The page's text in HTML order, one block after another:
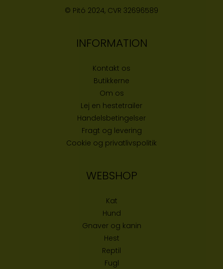
© Pitó 2024, CVR 32696589
INFORMATION
Kontakt os
Butikkerne
Om os
Lej en hestetrailer
Handelsbetingelser
Fragt og levering
Cookie og privatlivspolitik
WEBSHOP
Kat
Hund
Gnaver og kanin
Hest
Reptil
Fugl